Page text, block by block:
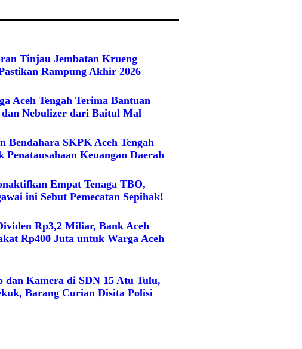
Tinjau Jembatan Krueng
Rampung Akhir 2026
Aceh Tengah Terima Bantuan
Nebulizer dari Baitul Mal
Bendahara SKPK Aceh Tengah
Keuangan Daerah
Empat Tenaga TBO,
ini Sebut Pemecatan Sepihak!
Rp3,2 Miliar, Bank Aceh
Rp400 Juta untuk Warga Aceh
dan Kamera di SDN 15 Atu Tulu,
Barang Curian Disita Polisi